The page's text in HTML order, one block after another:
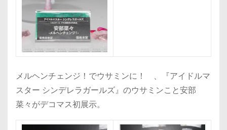
メルヘンチェンジ！でウサミンに！ 、『アイドルマ
スター シンデレラガールズ』のウサミンこと安部
菜々がデコマス初展示。